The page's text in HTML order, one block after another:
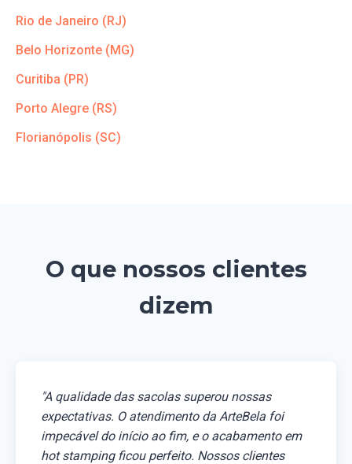
Rio de Janeiro (RJ)
Belo Horizonte (MG)
Curitiba (PR)
Porto Alegre (RS)
Florianópolis (SC)
O que nossos clientes
dizem
"A qualidade das sacolas superou nossas
expectativas. O atendimento da ArteBela foi
impecável do início ao fim, e o acabamento em
hot stamping ficou perfeito. Nossos clientes